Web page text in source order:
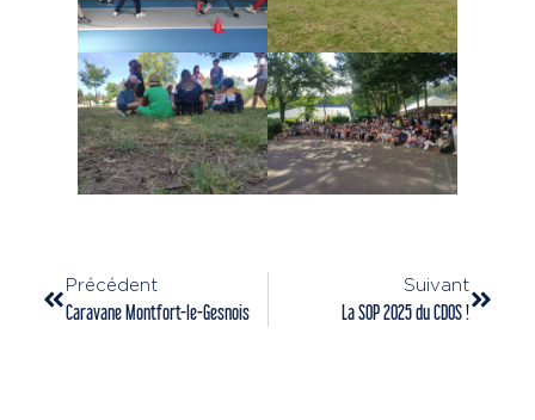
Précédent
Caravane Montfort-le-Gesnois
Suivant
La SOP 2025 du CDOS !